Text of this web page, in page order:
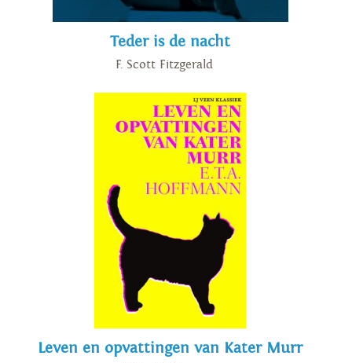
Teder is de nacht
F. Scott Fitzgerald
Leven en opvattingen van Kater Murr